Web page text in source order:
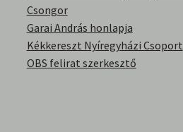
Család-Házasság
Életrajzok-Regények
Csongor
Garai András honlapja
Kékkereszt Nyíregyházi Csoport
OBS felirat szerkesztő